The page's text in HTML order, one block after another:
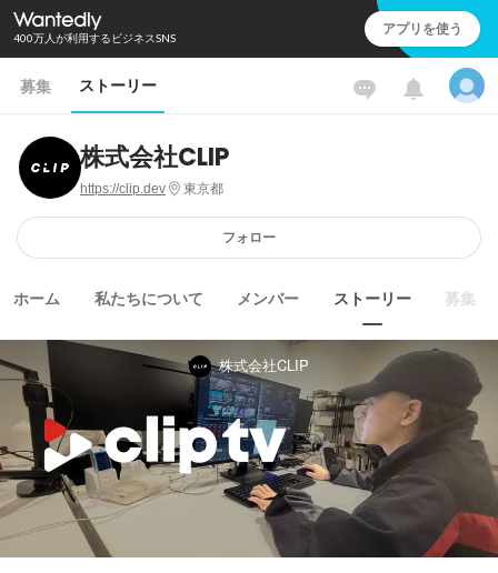
400万人が利用するビジネスSNS アプリを使う
募集 ストーリー
株式会社CLIP
https://clip.dev 東京都
フォロー
ホーム 私たちについて メンバー ストーリー 募集
株式会社CLIP